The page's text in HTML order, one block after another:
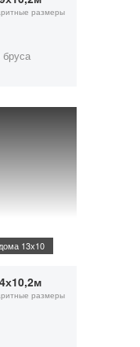
размеры
13х10
размеры